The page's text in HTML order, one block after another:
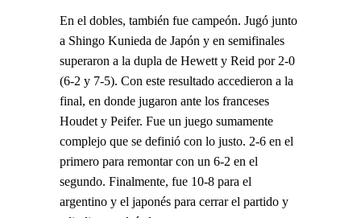
En el dobles, también fue campeón. Jugó junto
a Shingo Kunieda de Japón y en semifinales
superaron a la dupla de Hewett y Reid por 2-0
(6-2 y 7-5). Con este resultado accedieron a la
final, en donde jugaron ante los franceses
Houdet y Peifer. Fue un juego sumamente
complejo que se definió con lo justo. 2-6 en el
primero para remontar con un 6-2 en el
segundo. Finalmente, fue 10-8 para el
argentino y el japonés para cerrar el partido y